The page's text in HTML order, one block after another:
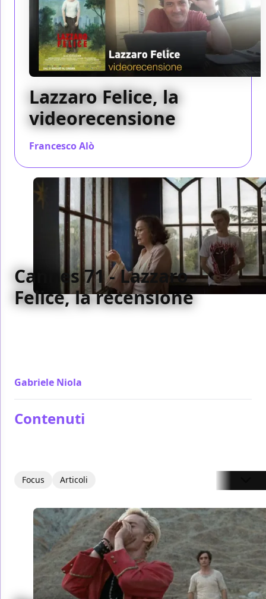
Lazzaro Felice, la
videorecensione
Francesco Alò
Cannes 71 - Lazzaro
Felice, la recensione
Gabriele Niola
Contenuti
Focus Articoli